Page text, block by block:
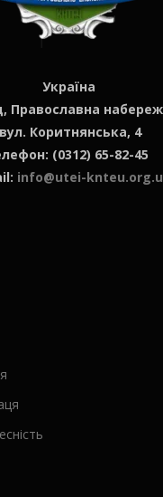
Україна
Православна
вул. Коритнянська, 4
(0312) 65-82-45
info@utei-